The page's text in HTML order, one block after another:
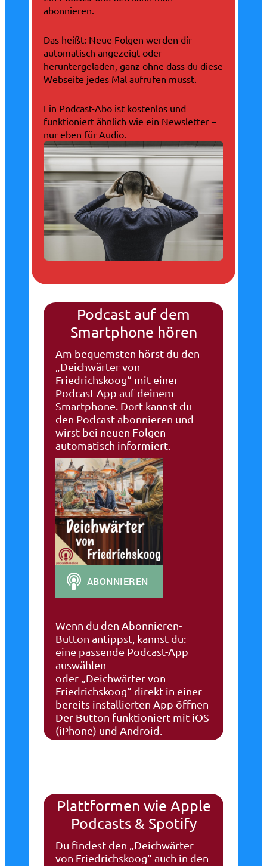
abonnieren.
Das heißt: Neue Folgen werden dir
automatisch angezeigt oder
heruntergeladen, ganz ohne dass du diese
Webseite jedes Mal aufrufen musst.
Ein Podcast-Abo ist kostenlos und
funktioniert ähnlich wie ein Newsletter –
nur eben für Audio.
Podcast auf dem
Smartphone hören
Am bequemsten hörst du den
„Deichwärter von
Friedrichskoog“ mit einer
Podcast-App auf deinem
Smartphone. Dort kannst du
den Podcast abonnieren und
wirst bei neuen Folgen
automatisch informiert.
Wenn du den Abonnieren-
Button antippst, kannst du:
eine passende Podcast-App
auswählen
oder „Deichwärter von
Friedrichskoog“ direkt in einer
bereits installierten App öffnen
Der Button funktioniert mit iOS
(iPhone) und Android.
Plattformen wie Apple
Podcasts & Spotify
Du findest den „Deichwärter
von Friedrichskoog“ auch in den